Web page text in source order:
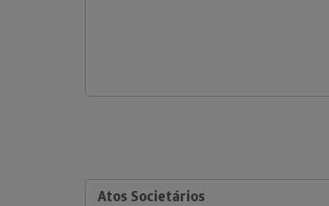
Atos Societários